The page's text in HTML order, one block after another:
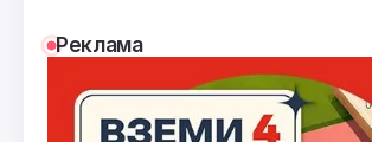
Реклама